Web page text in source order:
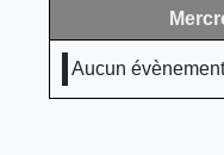
Aucun évènement